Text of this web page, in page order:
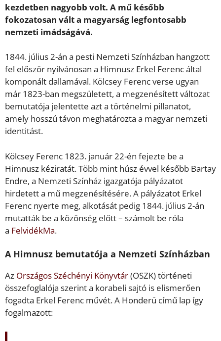
kezdetben nagyobb volt. A mű később
fokozatosan vált a magyarság legfontosabb
nemzeti imádságává.
1844. július 2-án a pesti Nemzeti Színházban hangzott
fel először nyilvánosan a Himnusz Erkel Ferenc által
komponált dallamával. Kölcsey Ferenc verse ugyan
már 1823-ban megszületett, a megzenésített változat
bemutatója jelentette azt a történelmi pillanatot,
amely hosszú távon meghatározta a magyar nemzeti
identitást.
Kölcsey Ferenc 1823. január 22-én fejezte be a
Himnusz kéziratát. Több mint húsz évvel később Bartay
Endre, a Nemzeti Színház igazgatója pályázatot
hirdetett a mű megzenésítésére. A pályázatot Erkel
Ferenc nyerte meg, alkotását pedig 1844. július 2-án
mutatták be a közönség előtt – számolt be róla
a FelvidékMa.
A Himnusz bemutatója a Nemzeti Színházban
Az Országos Széchényi Könyvtár(OSZK) történeti
összefoglalója szerint a korabeli sajtó is elismerően
fogadta Erkel Ferenc művét. A Honderü című lap így
fogalmazott: